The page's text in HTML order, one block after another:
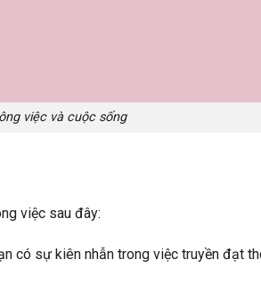
việc và cuộc sống
việc sau đây:
có sự kiên nhẫn trong việc truyền đạt